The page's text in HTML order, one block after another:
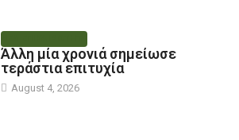
Άλλη μία χρονιά σημείωσε
τεράστια επιτυχία
August 4, 2026